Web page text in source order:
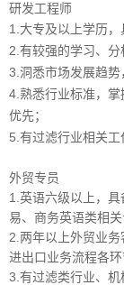
研发工程师
1.大专及以上学历，
2.有较强的学习、分
3.洞悉市场发展趋势
4.熟悉行业标准，
优先；
5.有过滤行业相关工
外贸专员
1.英语六级以上，
易、商务英语类相关
2.两年以上外贸业
进出口业务流程各
3.有过滤类行业、机